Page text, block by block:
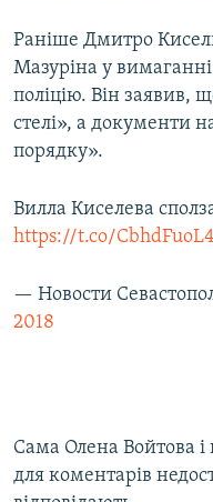
Раніше Дмитро
Мазуріна у
поліцію. Він заявив,
стелі», а документи
порядку».
Вилла Киселева
https://t.co/
— Новости
2018
Сама Олена Войтова
для коментарів